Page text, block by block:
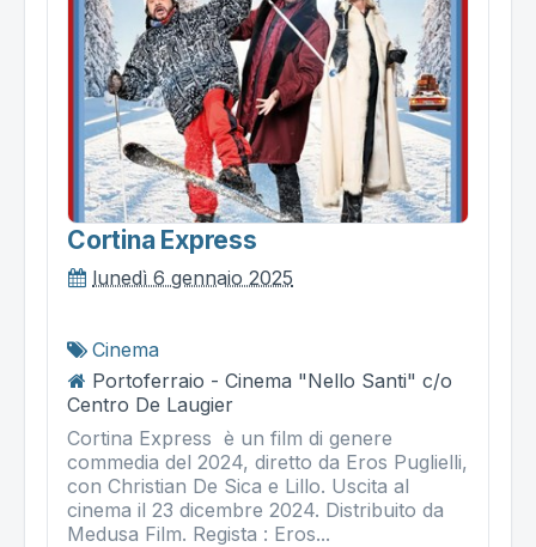
Cortina Express
lunedì 6 gennaio 2025
Cinema
Portoferraio - Cinema "Nello Santi" c/o
Centro De Laugier
Cortina Express è un film di genere
commedia del 2024, diretto da Eros Puglielli,
con Christian De Sica e Lillo. Uscita al
cinema il 23 dicembre 2024. Distribuito da
Medusa Film. Regista : Eros...